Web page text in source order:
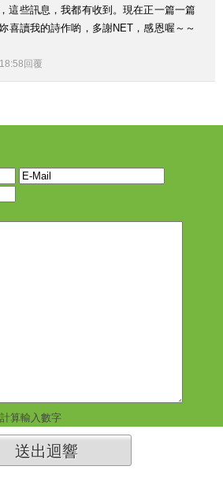
這些訊息，我都有收到。現在正一篇一篇
喜讀我的詩作喲，多謝NET，感恩喔～～
18:58 回覆
算輸入數字
送出迴響